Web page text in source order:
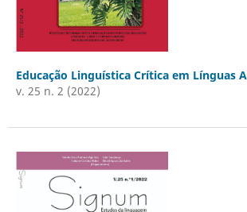
Educação Linguística Crítica em Línguas
v. 25 n. 2 (2022)